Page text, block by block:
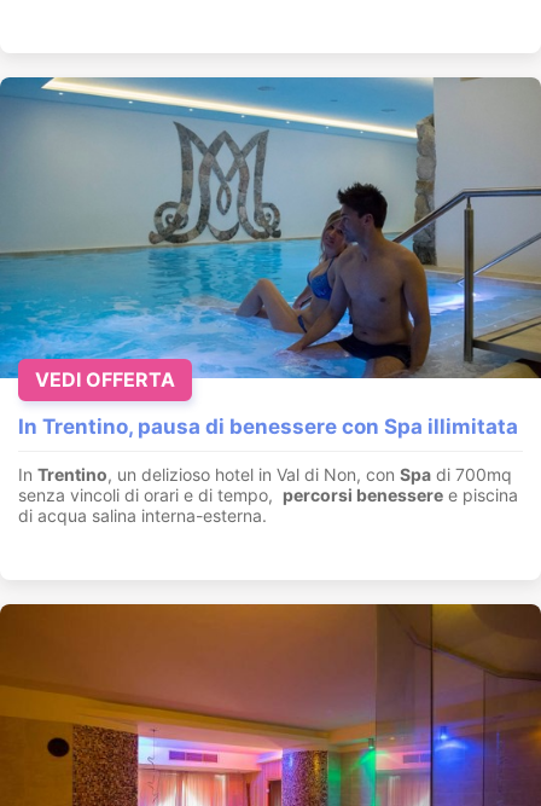
In Trentino, pausa di benessere con Spa illimitata
In Trentino, un delizioso hotel in Val di Non, con Spa di 700mq
senza vincoli di orari e di tempo, percorsi benessere e piscina
di acqua salina interna-esterna.
VEDI OFFERTA